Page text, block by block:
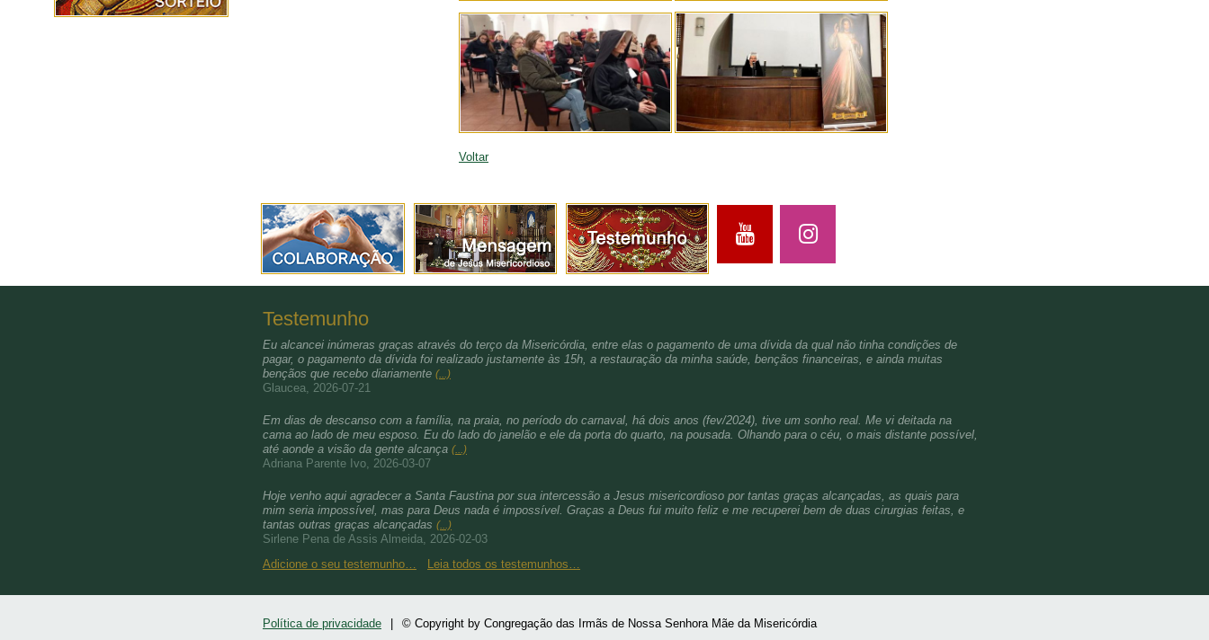
Voltar
Testemunho
Eu alcancei inúmeras graças através do terço da Misericórdia, entre elas o pagamento de uma dívida da qual não tinha condições de
pagar, o pagamento da dívida foi realizado justamente às 15h, a restauração da minha saúde, bençãos financeiras, e ainda muitas
bençãos que recebo diariamente (...)
Glaucea, 2026-07-21
Em dias de descanso com a família, na praia, no período do carnaval, há dois anos (fev/2024), tive um sonho real. Me vi deitada na
cama ao lado de meu esposo. Eu do lado do janelão e ele da porta do quarto, na pousada. Olhando para o céu, o mais distante possível,
até aonde a visão da gente alcança (...)
Adriana Parente Ivo, 2026-03-07
Hoje venho aqui agradecer a Santa Faustina por sua intercessão a Jesus misericordioso por tantas graças alcançadas, as quais para
mim seria impossível, mas para Deus nada é impossível. Graças a Deus fui muito feliz e me recuperei bem de duas cirurgias feitas, e
tantas outras graças alcançadas (...)
Sirlene Pena de Assis Almeida, 2026-02-03
Adicione o seu testemunho…
Leia todos os testemunhos…
Política de privacidade © Copyright by Congregação das Irmãs de Nossa Senhora Mãe da Misericórdia